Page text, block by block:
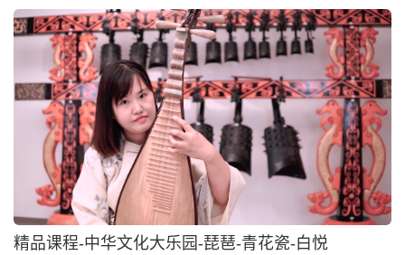
精品课程-中华文化大乐园-琵琶-青花瓷-白悦